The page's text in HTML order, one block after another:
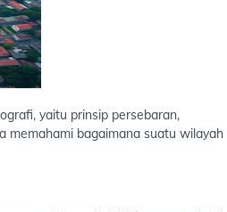
yaitu prinsip persebaran,
memahami bagaimana suatu wilayah